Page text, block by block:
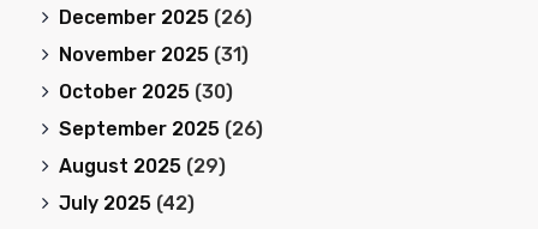
December 2025 (26)
November 2025 (31)
October 2025 (30)
September 2025 (26)
August 2025 (29)
July 2025 (42)